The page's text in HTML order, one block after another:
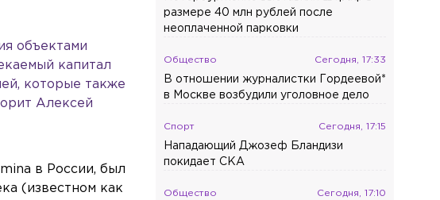
объектами
капитал
которые также
Алексей
в России, был
(известном как
размере 40 млн рублей после
неоплаченной парковки
Общество Сегодня, 17:33
В отношении журналистки Гордеевой*
в Москве возбудили уголовное дело
Спорт Сегодня, 17:15
Нападающий Джозеф Бландизи
покидает СКА
Общество Сегодня, 17:10